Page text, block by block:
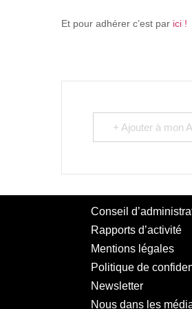
Et pour adhérer c’est par ici !
+ Ajouter à mon
Conseil
Rapports d’activité
Mentions légales
Politique de
Newsletter
Nous dans les